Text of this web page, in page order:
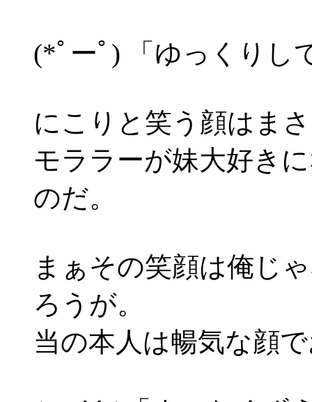
(*ﾟーﾟ) 「ゆっくりし
にこりと笑う顔はま
モララーが妹大好き
のだ。
まぁその笑顔は俺じ
ろうが。
当の本人は暢気な顔